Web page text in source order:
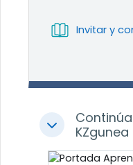
Invitar y
ColapsarKZgunea